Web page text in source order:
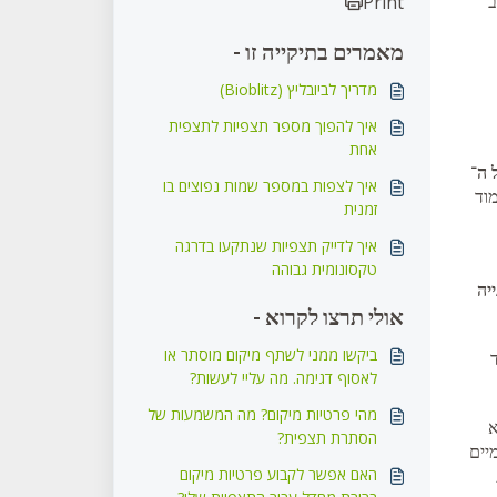
מאמרים בתיקייה זו -
מדריך לביובליץ (Bioblitz)
איך להפוך מספר תצפיות לתצפית
אחת
איך לצפות במספר שמות נפוצים בו
זמנית
איך לדייק תצפיות שנתקעו בדרגה
טקסונומית גבוהה
אולי תרצו לקרוא -
ביקשו ממני לשתף מיקום מוסתר או
לאסוף דגימה. מה עליי לעשות?
מהי פרטיות מיקום? מה המשמעות של
הסתרת תצפית?
האם אפשר לקבוע פרטיות מיקום